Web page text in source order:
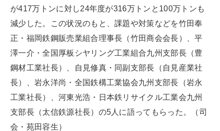
が417万トンに対し24年度が316万トンと100万トンも
減少した。この状況のもと、課題や対策などを竹田奉
正・福岡鉄鋼販売業組合理事長（竹田商会会長）、平
澤一介・全国厚板シヤリング工業組合九州支部長（豊
鋼材工業社長）、自見修真・同副支部長（自見産業社
長）、岩永洋尚・全国鉄構工業協会九州支部長（岩永
工業社長）、河東光浩・日本鉄リサイクル工業会九州
支部長（太信鉄源社長）の5人に語ってもらった。（司
会・苑田容生）